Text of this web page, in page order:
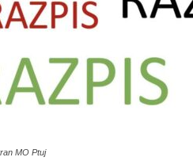
MO Ptuj